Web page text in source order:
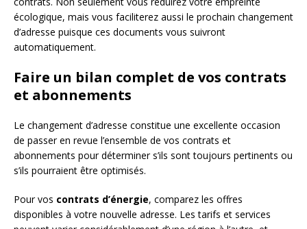
écologique, mais vous faciliterez aussi le prochain changement
d’adresse puisque ces documents vous suivront
automatiquement.
Faire un bilan complet de vos contrats
et abonnements
Le changement d’adresse constitue une excellente occasion
de passer en revue l’ensemble de vos contrats et
abonnements pour déterminer s’ils sont toujours pertinents ou
s’ils pourraient être optimisés.
Pour vos contrats d’énergie, comparez les offres
disponibles à votre nouvelle adresse. Les tarifs et services